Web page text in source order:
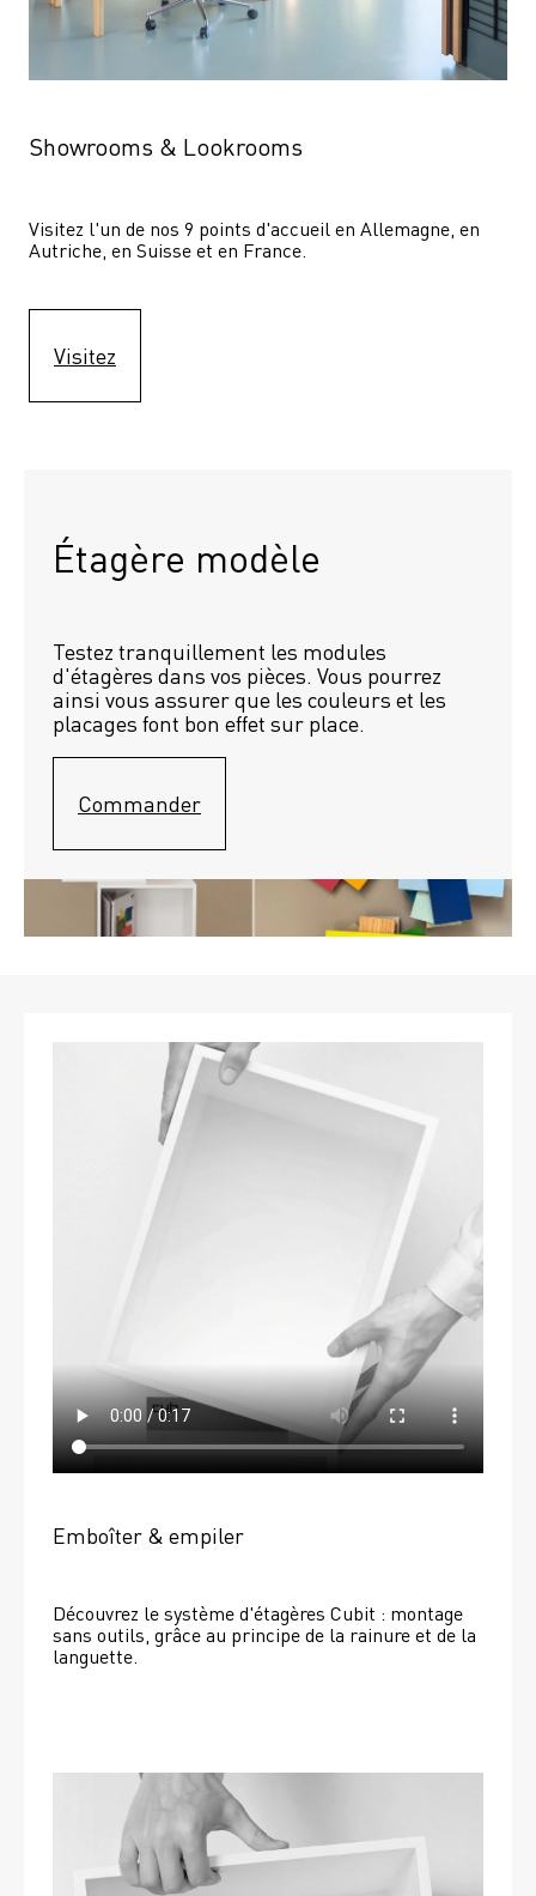
Showrooms & Lookrooms
Visitez l'un de nos 9 points d'accueil en Allemagne, en
Autriche, en Suisse et en France.
Visitez
Étagère modèle
Testez tranquillement les modules
d'étagères dans vos pièces. Vous pourrez
ainsi vous assurer que les couleurs et les
placages font bon effet sur place.
Commander
Emboîter & empiler
Découvrez le système d'étagères Cubit : montage
sans outils, grâce au principe de la rainure et de la
languette.